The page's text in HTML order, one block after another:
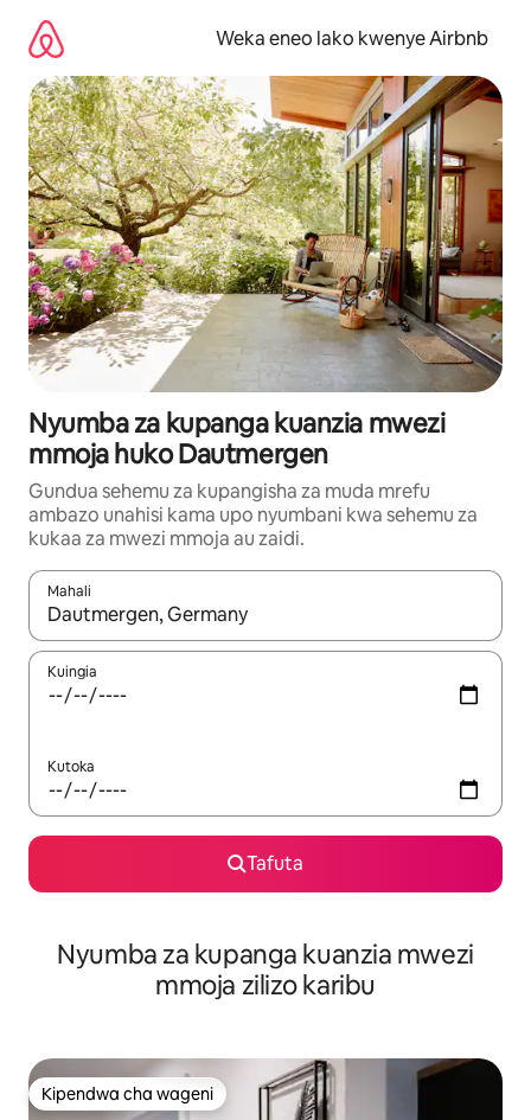
kwenda
kwenye
maudhui
Weka eneo lako kwenye Airbnb
Nyumba za kupanga kuanzia mwezi
mmoja huko Dautmergen
Gundua sehemu za kupangisha za muda mrefu
ambazo unahisi kama upo nyumbani kwa sehemu za
kukaa za mwezi mmoja au zaidi.
Mahali
Wakati matokeo yanapatikana, vinjari kwa kutumia vitufe vya
Kuingia
Kutoka
Tafuta
Nyumba za kupanga kuanzia mwezi
mmoja zilizo karibu
Kipendwa cha wageni
Kipendwa cha wageni